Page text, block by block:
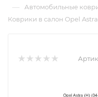
— Автомобильные
Коврики в салон Opel